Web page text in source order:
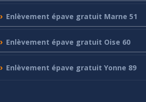
Enlèvement épave gratuit Marne 51
Enlèvement épave gratuit Oise 60
Enlèvement épave gratuit Yonne 89